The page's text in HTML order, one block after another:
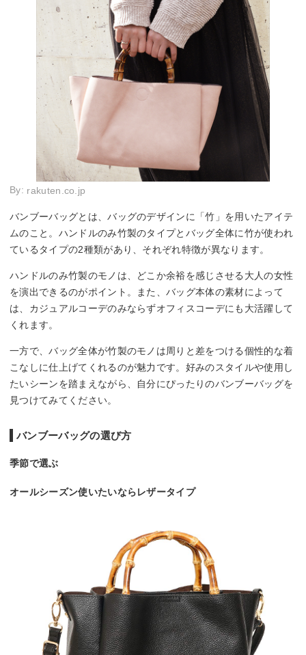
By: rakuten.co.jp
バンブーバッグとは、バッグのデザインに「竹」を用いたアイテ
ムのこと。ハンドルのみ竹製のタイプとバッグ全体に竹が使われ
ているタイプの2種類があり、それぞれ特徴が異なります。
ハンドルのみ竹製のモノは、どこか余裕を感じさせる大人の女性
を演出できるのがポイント。また、バッグ本体の素材によって
は、カジュアルコーデのみならずオフィスコーデにも大活躍して
くれます。
一方で、バッグ全体が竹製のモノは周りと差をつける個性的な着
こなしに仕上げてくれるのが魅力です。好みのスタイルや使用し
たいシーンを踏まえながら、自分にぴったりのバンブーバッグを
見つけてみてください。
バンブーバッグの選び方
季節で選ぶ
オールシーズン使いたいならレザータイプ